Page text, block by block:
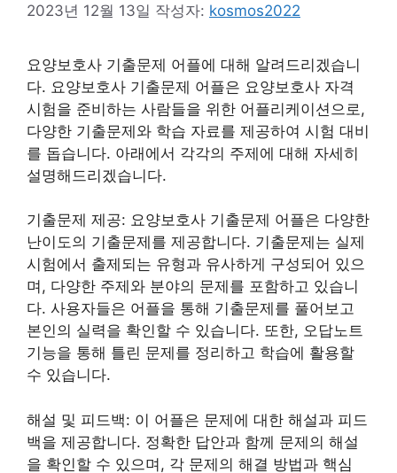
2023년 12월 13일 작성자: kosmos2022
요양보호사 기출문제 어플에 대해 알려드리겠습니
다. 요양보호사 기출문제 어플은 요양보호사 자격
시험을 준비하는 사람들을 위한 어플리케이션으로,
다양한 기출문제와 학습 자료를 제공하여 시험 대비
를 돕습니다. 아래에서 각각의 주제에 대해 자세히
설명해드리겠습니다.
기출문제 제공: 요양보호사 기출문제 어플은 다양한
난이도의 기출문제를 제공합니다. 기출문제는 실제
시험에서 출제되는 유형과 유사하게 구성되어 있으
며, 다양한 주제와 분야의 문제를 포함하고 있습니
다. 사용자들은 어플을 통해 기출문제를 풀어보고
본인의 실력을 확인할 수 있습니다. 또한, 오답노트
기능을 통해 틀린 문제를 정리하고 학습에 활용할
수 있습니다.
해설 및 피드백: 이 어플은 문제에 대한 해설과 피드
백을 제공합니다. 정확한 답안과 함께 문제의 해설
을 확인할 수 있으며, 각 문제의 해결 방법과 핵심